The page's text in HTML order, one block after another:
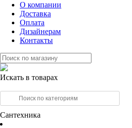
О компании
Доставка
Оплата
Дизайнерам
Контакты
Искать в товарах
Сантехника